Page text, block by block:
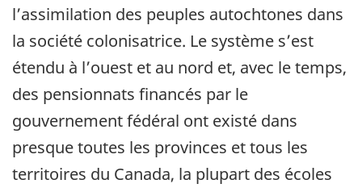
l’assimilation des peuples autochtones dans
la société colonisatrice. Le système s’est
étendu à l’ouest et au nord et, avec le temps,
des pensionnats financés par le
gouvernement fédéral ont existé dans
presque toutes les provinces et tous les
territoires du Canada, la plupart des écoles